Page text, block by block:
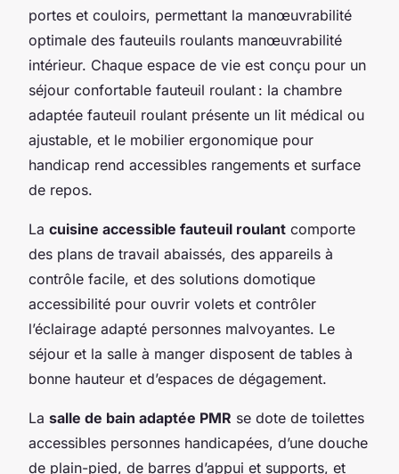
portes et couloirs, permettant la manœuvrabilité
optimale des fauteuils roulants manœuvrabilité
intérieur. Chaque espace de vie est conçu pour un
séjour confortable fauteuil roulant : la chambre
adaptée fauteuil roulant présente un lit médical ou
ajustable, et le mobilier ergonomique pour
handicap rend accessibles rangements et surface
de repos.
La cuisine accessible fauteuil roulant comporte
des plans de travail abaissés, des appareils à
contrôle facile, et des solutions domotique
accessibilité pour ouvrir volets et contrôler
l’éclairage adapté personnes malvoyantes. Le
séjour et la salle à manger disposent de tables à
bonne hauteur et d’espaces de dégagement.
La salle de bain adaptée PMR se dote de toilettes
accessibles personnes handicapées, d’une douche
de plain-pied, de barres d’appui et supports, et